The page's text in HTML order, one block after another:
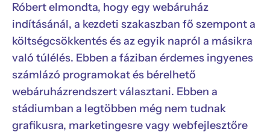
Róbert elmondta, hogy egy webáruház
indításánál, a kezdeti szakaszban fő szempont a
költségcsökkentés és az egyik napról a másikra
való túlélés. Ebben a fáziban érdemes ingyenes
számlázó programokat és bérelhető
webáruházrendszert választani. Ebben a
stádiumban a legtöbben még nem tudnak
grafikusra, marketingesre vagy webfejlesztőre